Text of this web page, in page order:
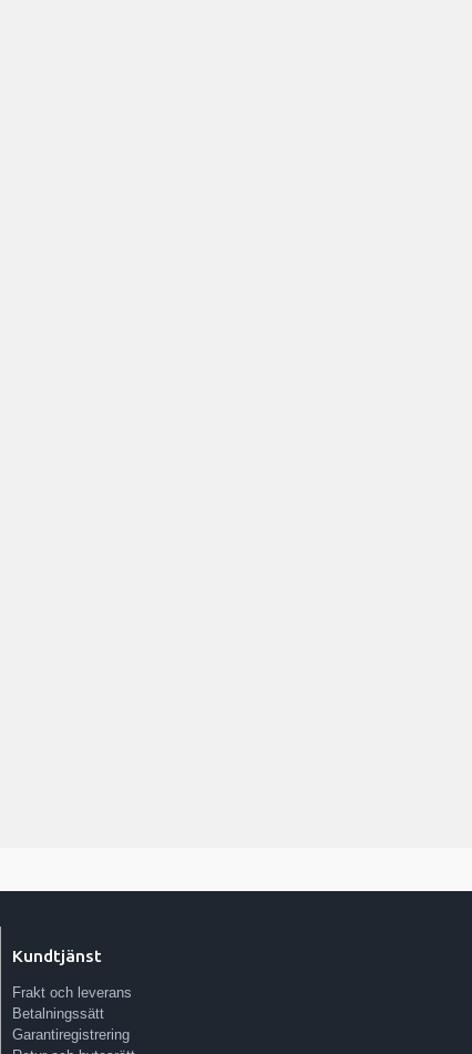
Kundtjänst
Frakt och leverans
Betalningssätt
Garantiregistrering